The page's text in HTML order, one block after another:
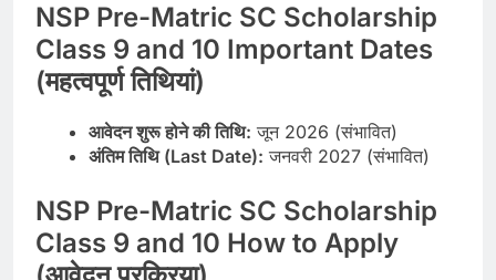
NSP Pre-Matric SC Scholarship
Class 9 and 10 Important Dates
(महत्वपूर्ण तिथियां)
आवेदन शुरू होने की तिथि: जून 2026 (संभावित)
अंतिम तिथि (Last Date): जनवरी 2027 (संभावित)
NSP Pre-Matric SC Scholarship
Class 9 and 10 How to Apply